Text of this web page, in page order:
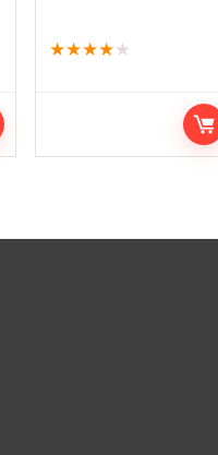
★★★★ ★